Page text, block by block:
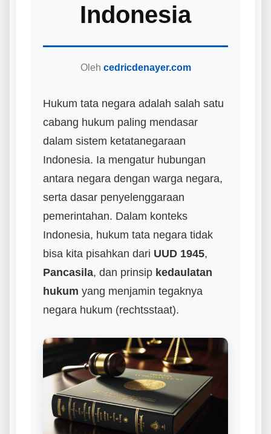
Indonesia
Oleh cedricdenayer.com
Hukum tata negara adalah salah satu
cabang hukum paling mendasar
dalam sistem ketatanegaraan
Indonesia. Ia mengatur hubungan
antara negara dengan warga negara,
serta dasar penyelenggaraan
pemerintahan. Dalam konteks
Indonesia, hukum tata negara tidak
bisa kita pisahkan dari UUD 1945,
Pancasila, dan prinsip kedaulatan
hukum yang menjamin tegaknya
negara hukum (rechtsstaat).